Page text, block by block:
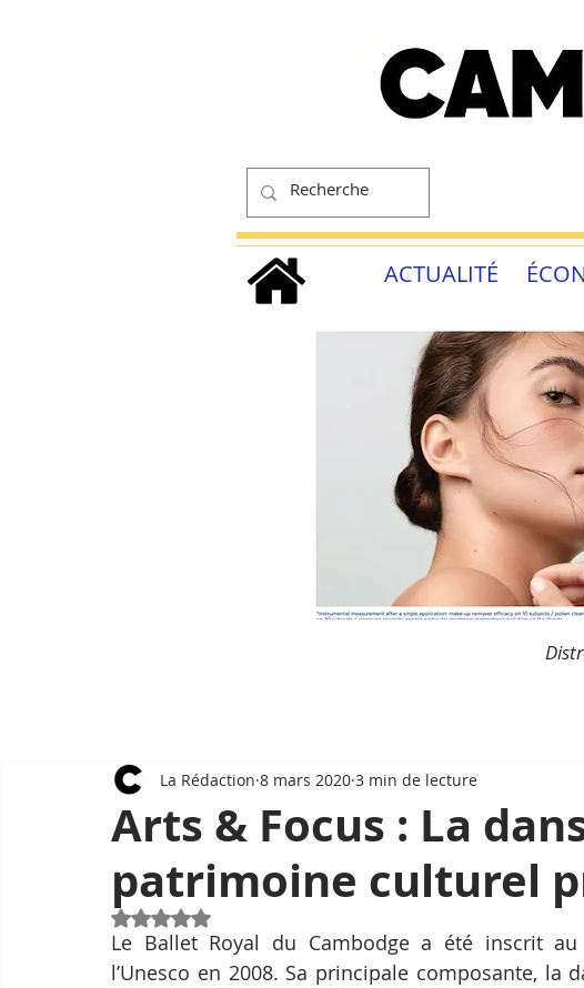
ACTUALITÉ
Arts & Focus : La
patrimoine culturel
La Rédaction 8 mars 2020 3 min de lecture
Noté NaN étoiles sur 5.
Le Ballet Royal du Cambodge a été inscrit
l’Unesco en 2008. Sa principale composante, la